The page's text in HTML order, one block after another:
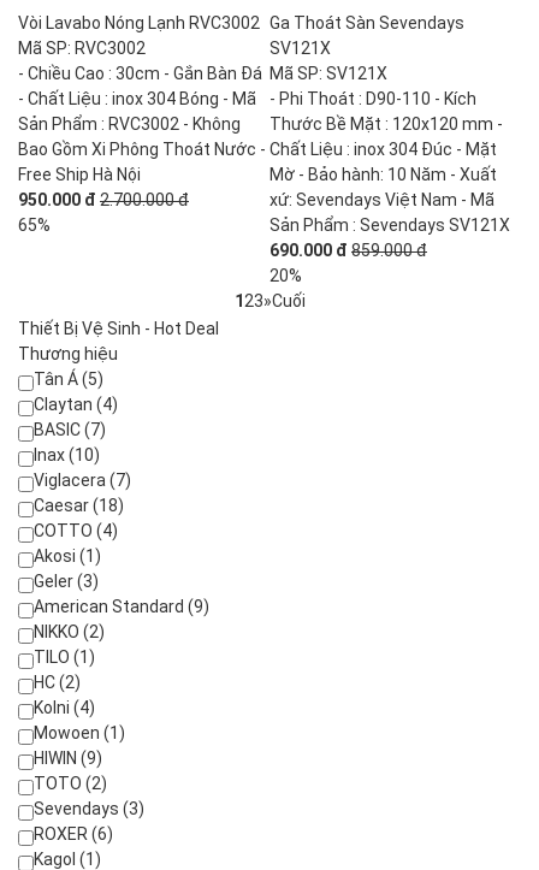
Vòi Lavabo Nóng Lạnh RVC3002
Mã SP: RVC3002
- Chiều Cao : 30cm - Gắn Bàn Đá
- Chất Liệu : inox 304 Bóng - Mã
Sản Phẩm : RVC3002 - Không
Bao Gồm Xi Phông Thoát Nước -
Free Ship Hà Nội
950.000 đ 2.700.000 đ
65%
Ga Thoát Sàn Sevendays
SV121X
Mã SP: SV121X
- Phi Thoát : D90-110 - Kích
Thước Bề Mặt : 120x120 mm -
Chất Liệu : inox 304 Đúc - Mặt
Mờ - Bảo hành: 10 Năm - Xuất
xứ: Sevendays Việt Nam - Mã
Sản Phẩm : Sevendays SV121X
690.000 đ 859.000 đ
20%
1 23»Cuối
Thiết Bị Vệ Sinh - Hot Deal
Thương hiệu
Tân Á (5)
Claytan (4)
BASIC (7)
Inax (10)
Viglacera (7)
Caesar (18)
COTTO (4)
Akosi (1)
Geler (3)
American Standard (9)
NIKKO (2)
TILO (1)
HC (2)
Kolni (4)
Mowoen (1)
HIWIN (9)
TOTO (2)
Sevendays (3)
ROXER (6)
Kagol (1)